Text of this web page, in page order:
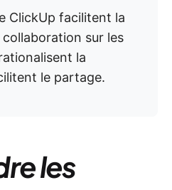
ClickUp facilitent la
sur les
la
le partage.
les